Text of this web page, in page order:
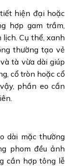
hiện đại hoặc
hợp gam trầm,
Cụ thể, xanh
thường tạo vẻ
tà vừa dài giúp
cổ tròn hoặc cổ
phần eo cần
dài mặc thường
phom đều ảnh
cần hợp tông lễ